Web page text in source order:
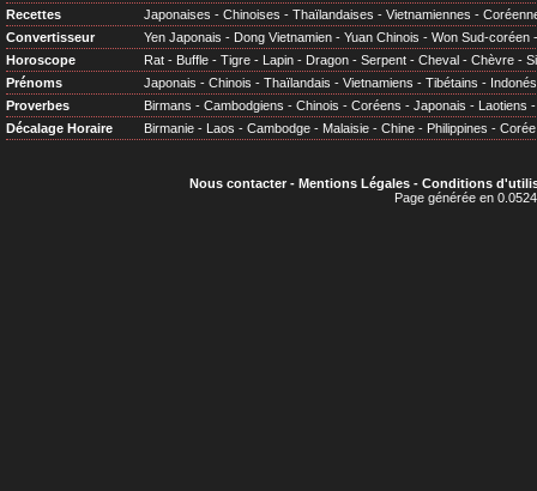
Recettes
Japonaises - Chinoises - Thaïlandaises - Vietnamiennes -
Convertisseur
Yen Japonais - Dong Vietnamien - Yuan Chinois - Won Sud-coréen
Horoscope
Rat - Buffle - Tigre - Lapin - Dragon - Serpent - Cheval - Chèvre -
Prénoms
Japonais - Chinois - Thaïlandais - Vietnamiens - Tibétains -
Proverbes
Birmans - Cambodgiens - Chinois - Coréens - Japonais - Laotiens
Décalage Horaire
Birmanie - Laos - Cambodge - Malaisie - Chine - Philippines - Corée
Nous contacter- Mentions Légales- Conditions
Page générée en